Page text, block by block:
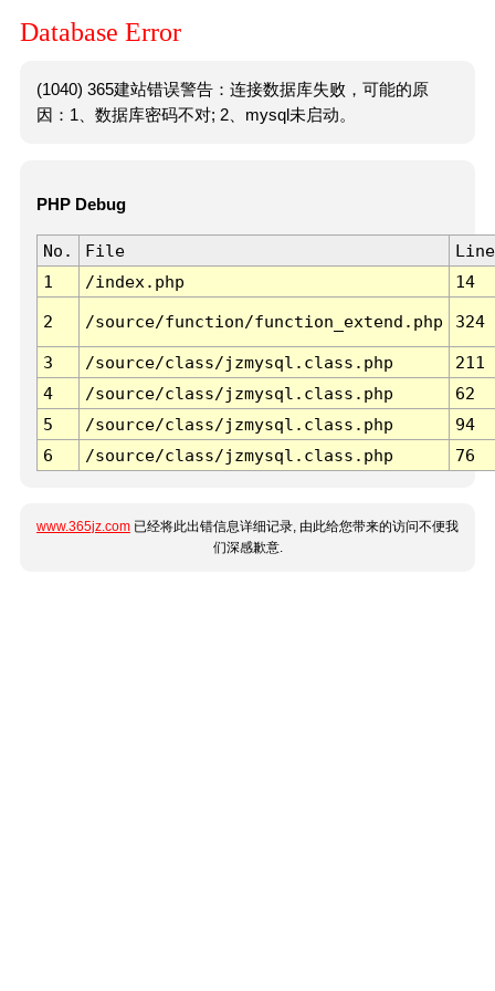
Database Error
(1040) 365建站错误警告：连接数据库失败，可能的原
因：1、数据库密码不对; 2、mysql未启动。
PHP Debug
No. File
Line
1
/index.php 14
2 /source/function/function_extend.php 324
3 /source/class/jzmysql.class.php
211
4
/source/class/jzmysql.class.php
62
5
/source/class/jzmysql.class.php
94
6
/source/class/jzmysql.class.php 76
www.365jz.com 已经将此出错信息详细记录, 由此给您带来的访问不便我
们深感歉意.